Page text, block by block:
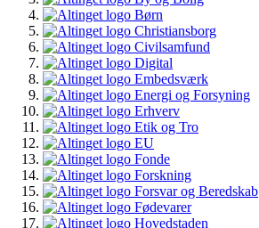
Børn
Christiansborg
Civilsamfund
Digital
Embedsværk
Energi og Forsyning
Erhverv
Etik og Tro
EU
Fonde
Forskning
Forsvar og Beredskab
Fødevarer
Hovedstaden